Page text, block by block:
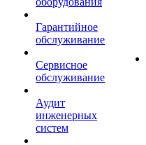
Гарантийное
обслуживание
Сервисное
обслуживание
Аудит
инженерных
систем